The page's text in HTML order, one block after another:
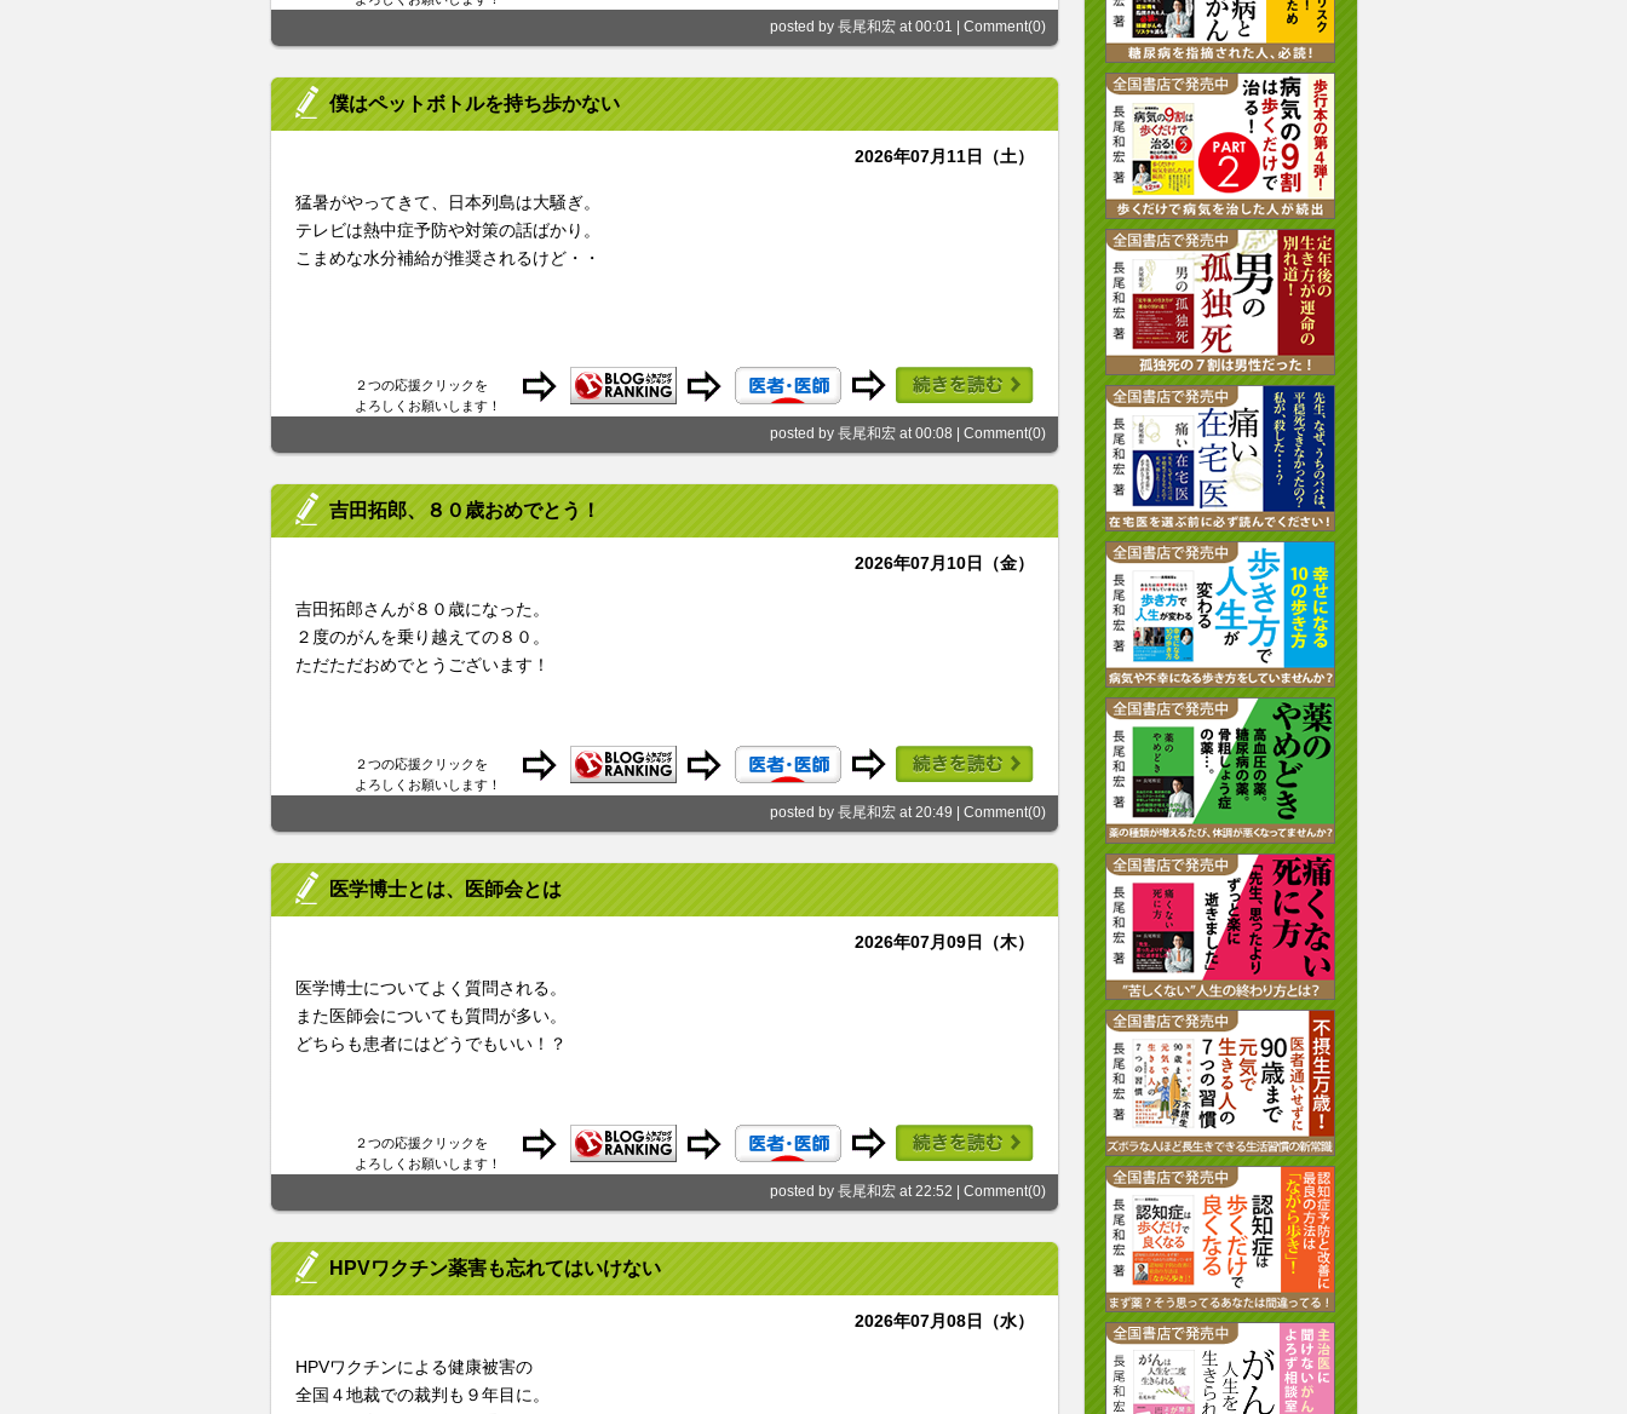
posted by 長尾和宏 at 00:01 | Comment(0)
僕はペットボトルを持ち歩かない
2026年07月11日（土）
猛暑がやってきて、日本列島は大騒ぎ。
テレビは熱中症予防や対策の話ばかり。
こまめな水分補給が推奨されるけど・・
２つの応援クリックを
よろしくお願いします！
posted by 長尾和宏 at 00:08 | Comment(0)
吉田拓郎、８０歳おめでとう！
2026年07月10日（金）
吉田拓郎さんが８０歳になった。
２度のがんを乗り越えての８０。
ただただおめでとうございます！
２つの応援クリックを
よろしくお願いします！
posted by 長尾和宏 at 20:49 | Comment(0)
医学博士とは、医師会とは
2026年07月09日（木）
医学博士についてよく質問される。
また医師会についても質問が多い。
どちらも患者にはどうでもいい！？
２つの応援クリックを
よろしくお願いします！
posted by 長尾和宏 at 22:52 | Comment(0)
HPVワクチン薬害も忘れてはいけない
2026年07月08日（水）
HPVワクチンによる健康被害の
全国４地裁での裁判も９年目に。